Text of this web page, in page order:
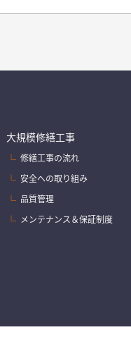
大規模修繕工事
修繕工事の流れ
安全への取り組み
品質管理
メンテナンス＆保証制度